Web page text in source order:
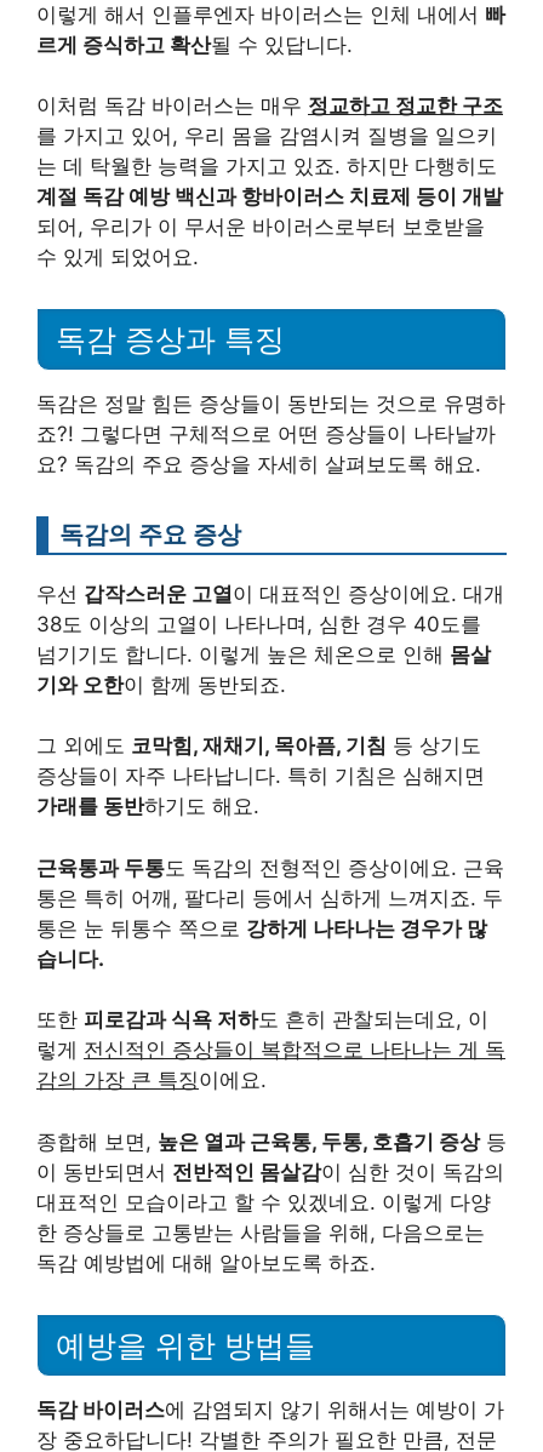
이렇게 해서 인플루엔자 바이러스는 인체 내에서 빠
르게 증식하고 확산될 수 있답니다.
이처럼 독감 바이러스는 매우 정교하고 정교한 구조
를 가지고 있어, 우리 몸을 감염시켜 질병을 일으키
는 데 탁월한 능력을 가지고 있죠. 하지만 다행히도
계절 독감 예방 백신과 항바이러스 치료제 등이 개발
되어, 우리가 이 무서운 바이러스로부터 보호받을
수 있게 되었어요.
독감 증상과 특징
독감은 정말 힘든 증상들이 동반되는 것으로 유명하
죠?! 그렇다면 구체적으로 어떤 증상들이 나타날까
요? 독감의 주요 증상을 자세히 살펴보도록 해요.
독감의 주요 증상
우선 갑작스러운 고열이 대표적인 증상이에요. 대개
38도 이상의 고열이 나타나며, 심한 경우 40도를
넘기기도 합니다. 이렇게 높은 체온으로 인해 몸살
기와 오한이 함께 동반되죠.
그 외에도 코막힘, 재채기, 목아픔, 기침 등 상기도
증상들이 자주 나타납니다. 특히 기침은 심해지면
가래를 동반하기도 해요.
근육통과 두통도 독감의 전형적인 증상이에요. 근육
통은 특히 어깨, 팔다리 등에서 심하게 느껴지죠. 두
통은 눈 뒤통수 쪽으로 강하게 나타나는 경우가 많
습니다.
또한 피로감과 식욕 저하도 흔히 관찰되는데요, 이
렇게 전신적인 증상들이 복합적으로 나타나는 게 독
감의 가장 큰 특징이에요.
종합해 보면, 높은 열과 근육통, 두통, 호흡기 증상등
이 동반되면서 전반적인 몸살감이 심한 것이 독감의
대표적인 모습이라고 할 수 있겠네요. 이렇게 다양
한 증상들로 고통받는 사람들을 위해, 다음으로는
독감 예방법에 대해 알아보도록 하죠.
예방을 위한 방법들
독감 바이러스에 감염되지 않기 위해서는 예방이 가
장 중요하답니다! 각별한 주의가 필요한 만큼, 전문